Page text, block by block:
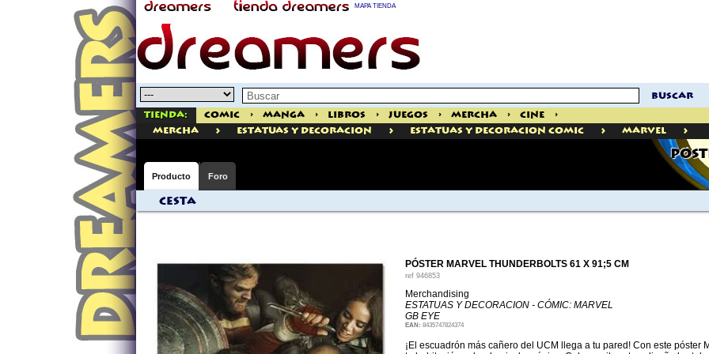
MAPA TIENDA
buscar
Tienda: Comic > Manga > Libros > Juegos > Mercha > Cine
>
mercha
> ESTATUAS Y DECORACION > Estatuas Y Decoracion Comic > Marvel >
Producto Foro
Cesta
PÓSTER MARVEL THUNDERBOLTS 61 X 91;5 CM
ref 946853
Merchandising
ESTATUAS Y DECORACION - CÓMIC: MARVEL
GB EYE
EAN: 8435747824374
¡El escuadrón más cañero del UCM llega a tu pared! Con este póster